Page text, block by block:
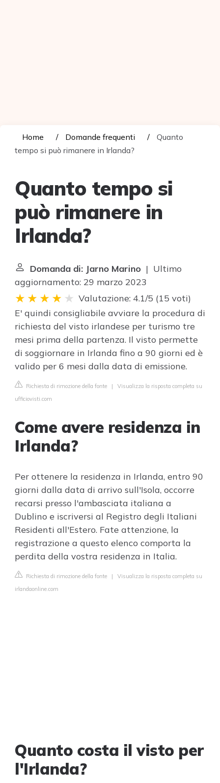
Home Domande frequenti
Quanto
tempo si può rimanere in Irlanda?
Quanto tempo si
può rimanere in
Irlanda?
Domanda di: Jarno Marino | Ultimo
aggiornamento: 29 marzo 2023
Valutazione: 4.1/5 (15 voti)
E' quindi consigliabile avviare la procedura di
richiesta del visto irlandese per turismo tre
mesi prima della partenza. Il visto permette
di soggiornare in Irlanda fino a 90 giorni ed è
valido per 6 mesi dalla data di emissione.
Richiesta di rimozione della fonte | Visualizza la risposta completa su
ufficiovisti.com
Come avere residenza in
Irlanda?
Per ottenere la residenza in Irlanda, entro 90
giorni dalla data di arrivo sull'Isola, occorre
recarsi presso l'ambasciata italiana a
Dublino e iscriversi al Registro degli Italiani
Residenti all'Estero. Fate attenzione, la
registrazione a questo elenco comporta la
perdita della vostra residenza in Italia.
Richiesta di rimozione della fonte | Visualizza la risposta completa su
irlandaonline.com
Quanto costa il visto per
l'Irlanda?